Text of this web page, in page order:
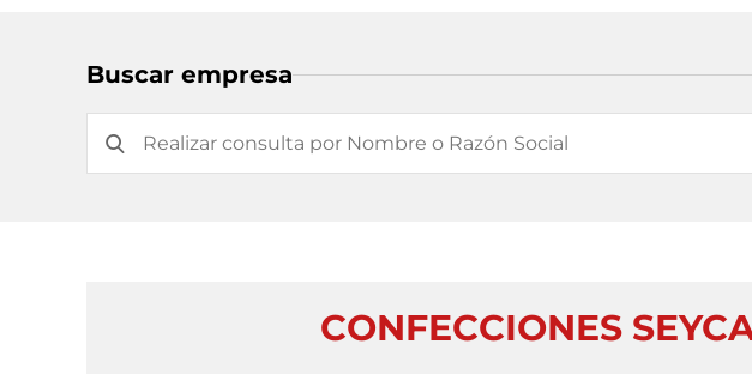
Buscar empresa
CONFECCIONES